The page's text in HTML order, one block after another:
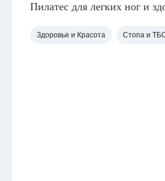
Пилатес для легких ног и
Здоровье и Красота Стопа и